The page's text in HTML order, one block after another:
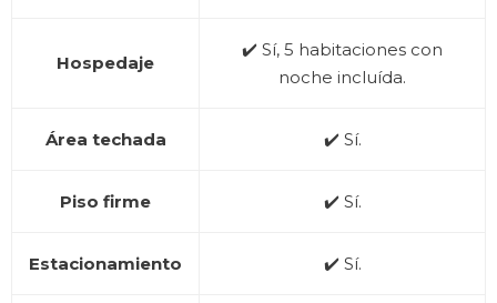
Hospedaje
✔️ Sí, 5 habitaciones con
noche incluída.
Área techada ✔️ Sí.
Piso firme ✔️ Sí.
Estacionamiento ✔️ Sí.